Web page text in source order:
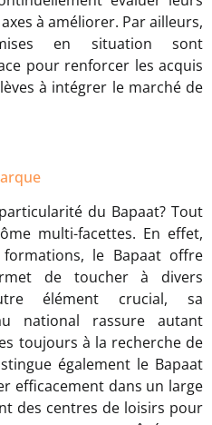
à améliorer. Par ailleurs,
en situation sont
pour renforcer les acquis
à intégrer le marché de
du Bapaat? Tout
multi-facettes. En effet,
le Bapaat offre
de toucher à divers
élément crucial, sa
national rassure autant
toujours à la recherche de
également le Bapaat
efficacement dans un large
des centres de loisirs pour